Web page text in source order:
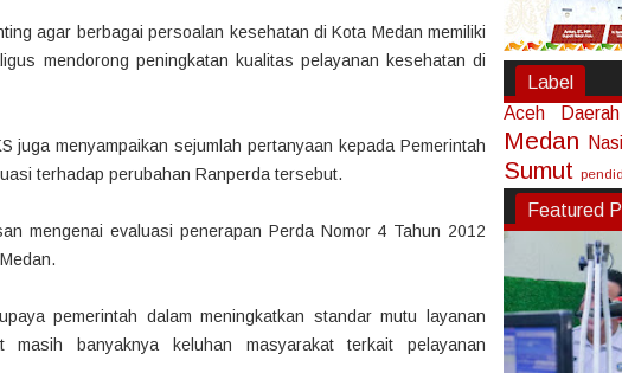
agar berbagai persoalan kesehatan di Kota Medan memiliki
mendorong peningkatan kualitas pelayanan kesehatan di
juga menyampaikan sejumlah pertanyaan kepada Pemerintah
terhadap perubahan Ranperda tersebut.
mengenai evaluasi penerapan Perda Nomor 4 Tahun 2012
pemerintah dalam meningkatkan standar mutu layanan
masih banyaknya keluhan masyarakat terkait pelayanan
Label
Aceh
Daerah
Medan
Sumut
Featured